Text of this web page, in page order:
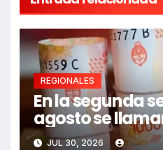
REGIONALES
En la segunda
agosto se
JUL 30, 2026